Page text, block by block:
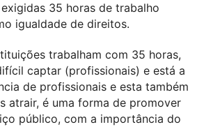
35 horas de trabalho
igualdade de direitos.
trabalham com 35 horas,
captar (profissionais) e está a
de profissionais e esta também
atrair, é uma forma de promover
público, com a importância do